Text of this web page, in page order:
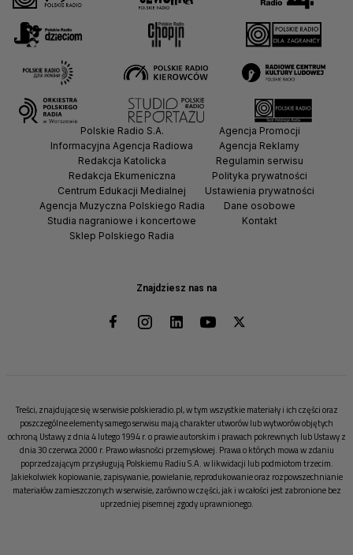
Znajdziesz nas na
Polskie Radio S.A.
Informacyjna Agencja Radiowa
Redakcja Katolicka
Redakcja Ekumeniczna
Centrum Edukacji Medialnej
Agencja Muzyczna Polskiego Radia
Studia nagraniowe i koncertowe
Sklep Polskiego Radia
Agencja Promocji
Agencja Reklamy
Regulamin serwisu
Polityka prywatności
Ustawienia prywatności
Dane osobowe
Kontakt
Treści, znajdujące się w serwisie polskieradio.pl, w tym wszystkie materiały i ich części oraz
poszczególne elementy samego serwisu mają charakter utworów lub wytworów objętych
ochroną Ustawy z dnia 4 lutego 1994 r. o prawie autorskim i prawach pokrewnych lub Ustawy z
dnia 30 czerwca 2000 r. Prawo własności przemysłowej. Prawa o których mowa w zdaniu
poprzedzającym przysługują Polskiemu Radiu S.A. w likwidacji lub podmiotom trzecim.
Jakiekolwiek kopiowanie, zapisywanie, powielanie, reprodukowanie oraz rozpowszechnianie
materiałów zamieszczonych w serwisie, zarówno w części, jak i w całości jest zabronione bez
uprzedniej pisemnej zgody uprawnionego.